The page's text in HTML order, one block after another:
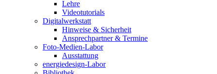
Lehre
Videotutorials
Digitalwerkstatt
Hinweise & Sicherheit
Ansprechpartner & Termine
Foto-Medien-Labor
Ausstattung
energiedesign-Labor